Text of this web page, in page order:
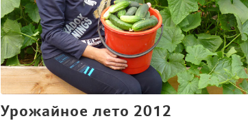
Урожайное лето 2012